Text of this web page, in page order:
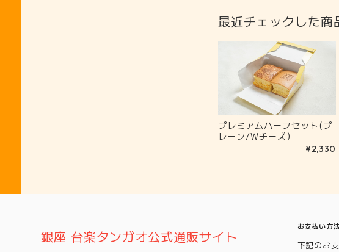
最近チェックした商
プレミアムハーフセット(プ
レーン/Wチーズ）
¥2,330
Information
銀座 台楽タンガオ公式通販サイト
お支払い方
下記のお